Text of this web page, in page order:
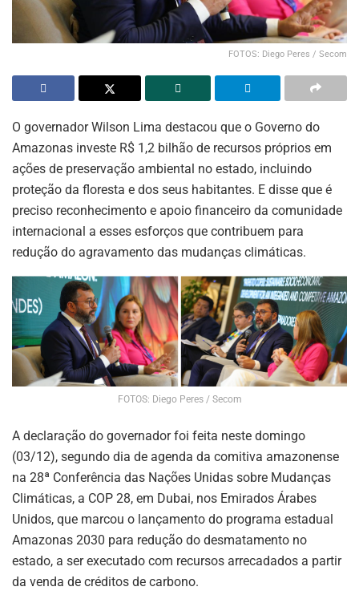
FOTOS: Diego Peres / Secom
O governador Wilson Lima destacou que o Governo do
Amazonas investe R$ 1,2 bilhão de recursos próprios em
ações de preservação ambiental no estado, incluindo
proteção da floresta e dos seus habitantes. E disse que é
preciso reconhecimento e apoio financeiro da comunidade
internacional a esses esforços que contribuem para
redução do agravamento das mudanças climáticas.
FOTOS: Diego Peres / Secom
A declaração do governador foi feita neste domingo
(03/12), segundo dia de agenda da comitiva amazonense
na 28ª Conferência das Nações Unidas sobre Mudanças
Climáticas, a COP 28, em Dubai, nos Emirados Árabes
Unidos, que marcou o lançamento do programa estadual
Amazonas 2030 para redução do desmatamento no
estado, a ser executado com recursos arrecadados a partir
da venda de créditos de carbono.